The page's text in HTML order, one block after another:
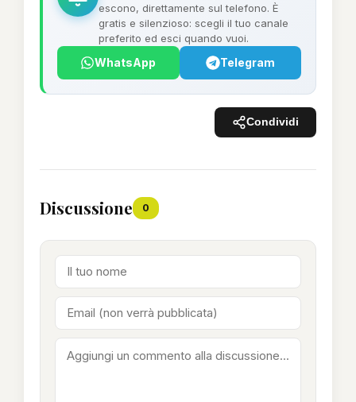
escono, direttamente sul telefono. È
gratis e silenzioso: scegli il tuo canale
preferito ed esci quando vuoi.
WhatsApp Telegram
Condividi
Discussione 0